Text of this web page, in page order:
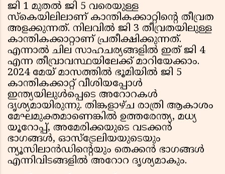
ജി 1 മുതൽ ജി 5 വരെയുള്ള
സ്കെയിലിലാണ് കാന്തികക്കാറ്റിൻ്റെ തീവ്രത
അളക്കുന്നത്. നിലവിൽ ജി 3 തീവ്രതയിലുള്ള
കാന്തികക്കാറ്റാണ് പ്രതീക്ഷിക്കുന്നത്.
എന്നാൽ ചില സാഹചര്യങ്ങളിൽ ഇത് ജി 4
എന്ന തീവ്രാവസ്ഥയിലേക്ക് മാറിയേക്കാം.
2024 മേയ് മാസത്തിൽ ഭൂമിയിൽ ജി 5
കാന്തികക്കാറ്റ് വീശിയപ്പോൾ
ഇന്ത്യയിലുൾപ്പെടെ അറോറകൾ
ദൃശ്യമായിരുന്നു. തിങ്കളാഴ്ച രാത്രി ആകാശം
മേഘമുക്തമാണെങ്കിൽ ഉത്തരേന്ത്യ, മധ്യ
യൂറോപ്പ്, അമേരിക്കയുടെ വടക്കൻ
ഭാഗങ്ങൾ, ഓസ്ട്രേലിയയുടെയും
ന്യൂസിലാൻഡിൻ്റെയും തെക്കൻ ഭാഗങ്ങൾ
എന്നിവിടങ്ങളിൽ അറോറ ദൃശ്യമാകും.